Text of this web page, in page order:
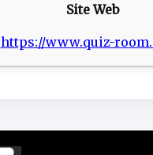
Site Web
https://www.quiz-